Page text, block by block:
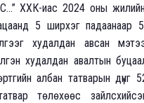
“С...” ХХК-иас 2024 оны
5 ширхэг падаанаар
худалдан авсан
худалдан авалтын
албан татварын дүнг
төлөхөөс